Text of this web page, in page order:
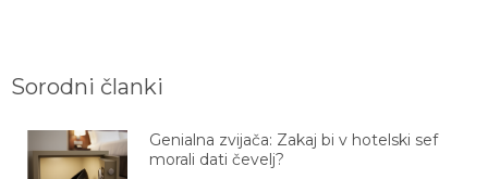
Sorodni članki
Genialna zvijača: Zakaj bi v hotelski sef
morali dati čevelj?